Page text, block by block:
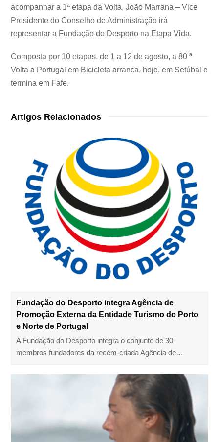
acompanhar a 1ª etapa da Volta, João Marrana – Vice
Presidente do Conselho de Administração irá
representar a Fundação do Desporto na Etapa Vida.
Composta por 10 etapas, de 1 a 12 de agosto, a 80 ª
Volta a Portugal em Bicicleta arranca, hoje, em Setúbal e
termina em Fafe.
Artigos Relacionados
Fundação do Desporto integra Agência de
Promoção Externa da Entidade Turismo do Porto
e Norte de Portugal
A Fundação do Desporto integra o conjunto de 30
membros fundadores da recém-criada Agência de…